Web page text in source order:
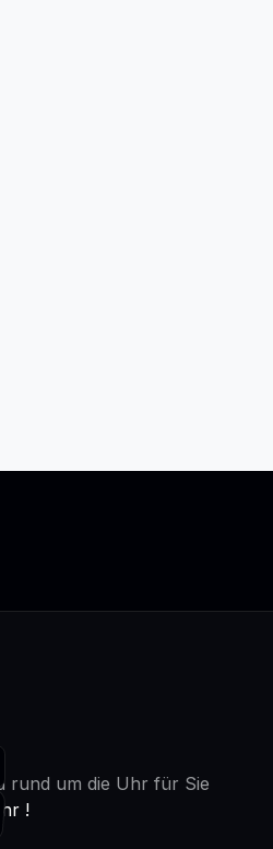
rund um die Uhr für Sie
!